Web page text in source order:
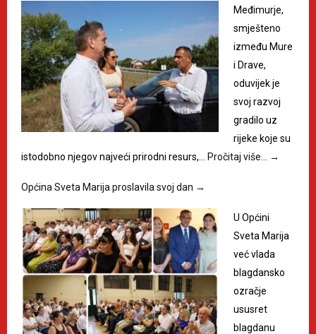
Međimurje,
smješteno
između Mure
i Drave,
oduvijek je
svoj razvoj
gradilo uz
rijeke koje su
istodobno njegov najveći prirodni resurs,…
Pročitaj više… →
Općina Sveta Marija proslavila svoj dan →
U Općini
Sveta Marija
već vlada
blagdansko
ozračje
ususret
blagdanu